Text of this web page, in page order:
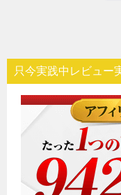
只今実践中レビュー